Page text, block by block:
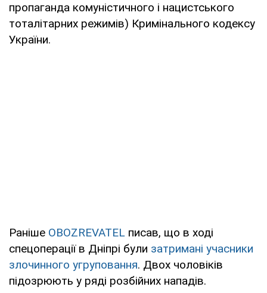
пропаганда комуністичного і нацистського
тоталітарних режимів) Кримінального кодексу
України.
Раніше OBOZREVATEL писав, що в ході
спецоперації в Дніпрі були затримані учасники
злочинного угруповання. Двох чоловіків
підозрюють у ряді розбійних нападів.